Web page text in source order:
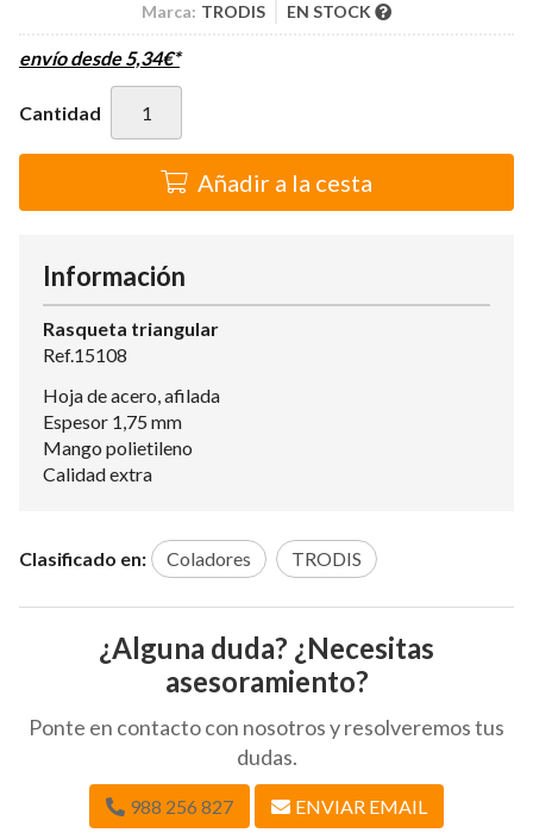
Marca: TRODIS EN STOCK
envío desde5,34€*
Cantidad
Añadir a la cesta
Información
Rasqueta triangular
Ref.15108
Hoja de acero, afilada
Espesor 1,75 mm
Mango polietileno
Calidad extra
Clasificado en: Coladores TRODIS
¿Alguna duda? ¿Necesitas
asesoramiento?
Ponte en contacto con nosotros y resolveremos tus
dudas.
988 256 827 ENVIAR EMAIL